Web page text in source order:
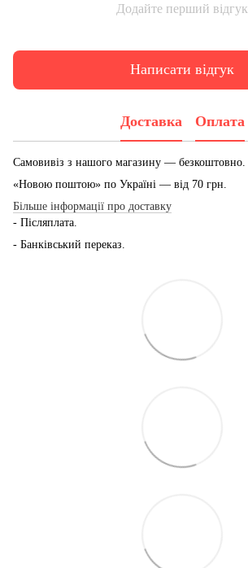
Додайте перший відгук
Написати відгук
Доставка Оплата
Самовивіз з нашого магазину — безкоштовно.
«Новою поштою» по Україні — від 70 грн.
Більше інформації про доставку
- Післяплата.
- Банківський переказ.